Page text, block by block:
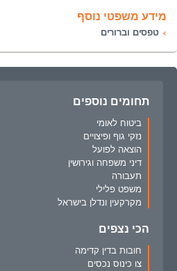
מידע משפטי נוסף
טפסים וברורים
תחומים נוספים
ביטוח לאומי
נזקי גוף ופיצויים
הוצאה לפועל
דיני משפחה וגירושין
תעבורה
משפט פלילי
מקרקעין ונדלן בישראל
הכי נצפים
חובות בדין קדימה
צו כינוס נכסים